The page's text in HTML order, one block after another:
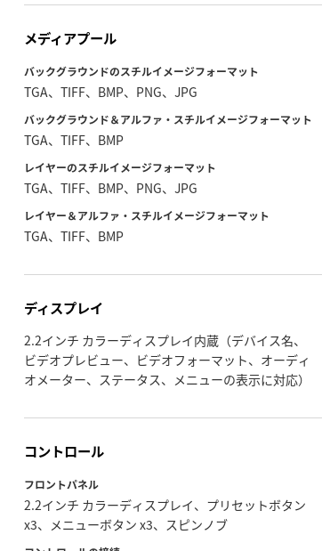
メディアプール
バックグラウンドのスチルイメージフォーマット
TGA、TIFF、BMP、PNG、JPG
バックグラウンド＆アルファ・スチルイメージフォーマット
TGA、TIFF、BMP
レイヤーのスチルイメージフォーマット
TGA、TIFF、BMP、PNG、JPG
レイヤー＆アルファ・スチルイメージフォーマット
TGA、TIFF、BMP
ディスプレイ
2.2インチ カラーディスプレイ内蔵（デバイス名、
ビデオプレビュー、ビデオフォーマット、オーディ
オメーター、ステータス、メニューの表示に対応）
コントロール
フロントパネル
2.2インチ カラーディスプレイ、プリセットボタン
x3、メニューボタン x3、スピンノブ